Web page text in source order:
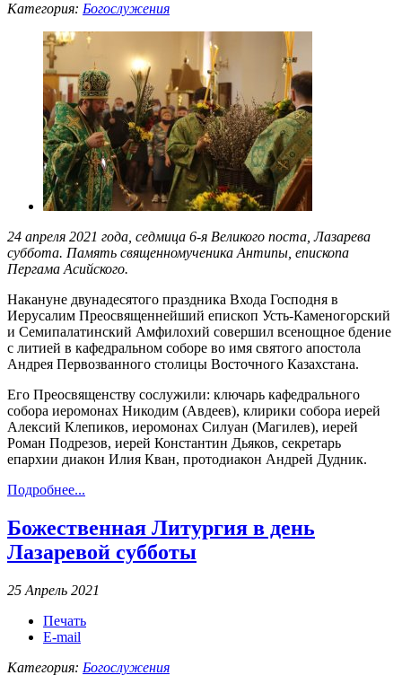
Категория: Богослужения
24 апреля 2021 года, седмица 6-я Великого поста, Лазарева
суббота. Память священномученика Антипы, епископа
Пергама Асийского.
Накануне двунадесятого праздника Входа Господня в
Иерусалим Преосвященнейший епископ Усть-Каменогорский
и Семипалатинский Амфилохий совершил всенощное бдение
с литией в кафедральном соборе во имя святого апостола
Андрея Первозванного столицы Восточного Казахстана.
Его Преосвященству сослужили: ключарь кафедрального
собора иеромонах Никодим (Авдеев), клирики собора иерей
Алексий Клепиков, иеромонах Силуан (Магилев), иерей
Роман Подрезов, иерей Константин Дьяков, секретарь
епархии диакон Илия Кван, протодиакон Андрей Дудник.
Подробнее...
Божественная Литургия в день
Лазаревой субботы
25 Апрель 2021
Печать
E-mail
Категория: Богослужения